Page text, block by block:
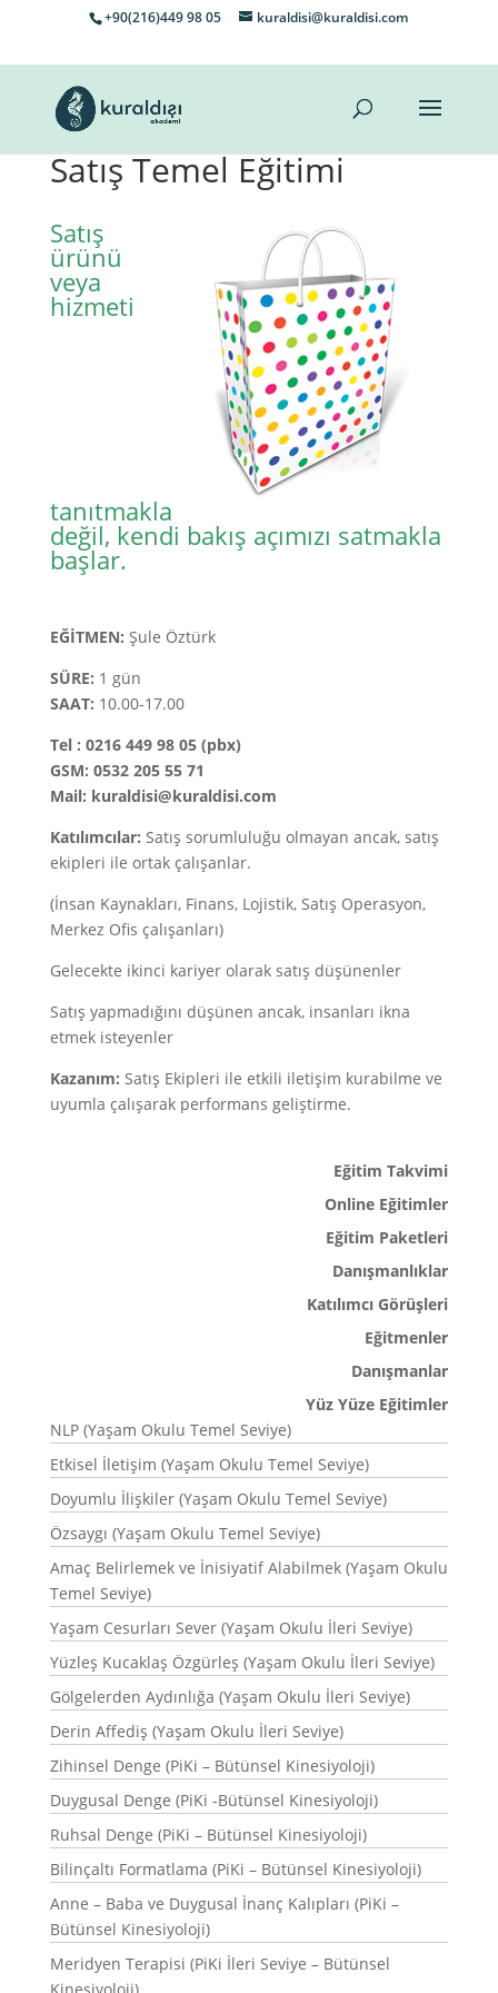
+90(216)449 98 05 kuraldisi@kuraldisi.com
Satış Temel Eğitimi
Satış
ürünü
veya
hizmeti
tanıtmakla
değil, kendi bakış açımızı satmakla
başlar.
EĞİTMEN: Şule Öztürk
SÜRE: 1 gün
SAAT: 10.00-17.00
Tel : 0216 449 98 05 (pbx)
GSM: 0532 205 55 71
Mail: kuraldisi@kuraldisi.com
Katılımcılar: Satış sorumluluğu olmayan ancak, satış
ekipleri ile ortak çalışanlar.
(İnsan Kaynakları, Finans, Lojistik, Satış Operasyon,
Merkez Ofis çalışanları)
Gelecekte ikinci kariyer olarak satış düşünenler
Satış yapmadığını düşünen ancak, insanları ikna
etmek isteyenler
Kazanım: Satış Ekipleri ile etkili iletişim kurabilme ve
uyumla çalışarak performans geliştirme.
Eğitim Takvimi
Online Eğitimler
Eğitim Paketleri
Danışmanlıklar
Katılımcı Görüşleri
Eğitmenler
Danışmanlar
Yüz Yüze Eğitimler
NLP (Yaşam Okulu Temel Seviye)
Etkisel İletişim (Yaşam Okulu Temel Seviye)
Doyumlu İlişkiler (Yaşam Okulu Temel Seviye)
Özsaygı (Yaşam Okulu Temel Seviye)
Amaç Belirlemek ve İnisiyatif Alabilmek (Yaşam Okulu
Temel Seviye)
Yaşam Cesurları Sever (Yaşam Okulu İleri Seviye)
Yüzleş Kucaklaş Özgürleş (Yaşam Okulu İleri Seviye)
Gölgelerden Aydınlığa (Yaşam Okulu İleri Seviye)
Derin Affediş (Yaşam Okulu İleri Seviye)
Zihinsel Denge (PiKi – Bütünsel Kinesiyoloji)
Duygusal Denge (PiKi -Bütünsel Kinesiyoloji)
Ruhsal Denge (PiKi – Bütünsel Kinesiyoloji)
Bilinçaltı Formatlama (PiKi – Bütünsel Kinesiyoloji)
Anne – Baba ve Duygusal İnanç Kalıpları (PiKi –
Bütünsel Kinesiyoloji)
Meridyen Terapisi (PiKi İleri Seviye – Bütünsel